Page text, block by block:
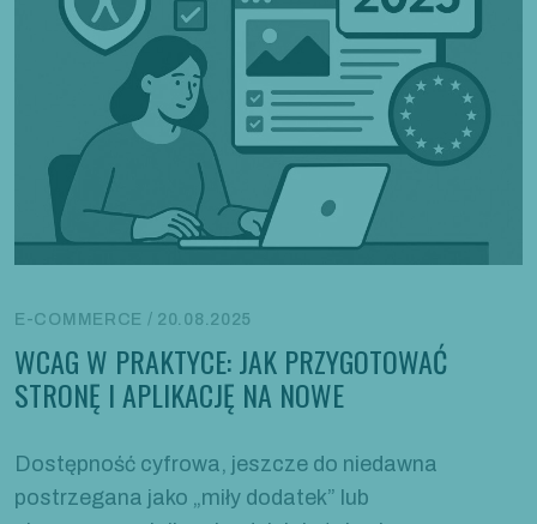
E-COMMERCE / 20.08.2025
WCAG W PRAKTYCE: JAK PRZYGOTOWAĆ
STRONĘ I APLIKACJĘ NA NOWE
Dostępność cyfrowa, jeszcze do niedawna
postrzegana jako „miły dodatek” lub